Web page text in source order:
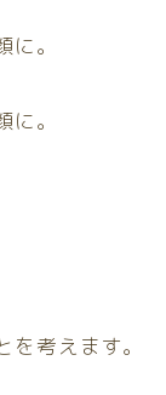
。
。
考えます。